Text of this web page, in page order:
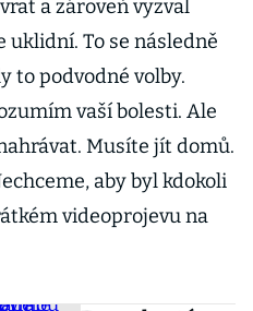
a zároveň vyzval
uklidní. To se následně
to podvodné volby.
vaší bolesti. Ale
Musíte jít domů.
aby byl kdokoli
videoprojevu na